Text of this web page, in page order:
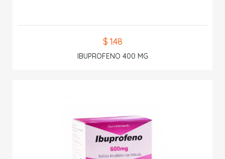
$ 1.48
IBUPROFENO 400 MG